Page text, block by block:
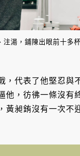
注湯，鋪陳出眼前十多
，代表了他堅忍與
他，彷彿一條沒有
黃昶銪沒有一次不